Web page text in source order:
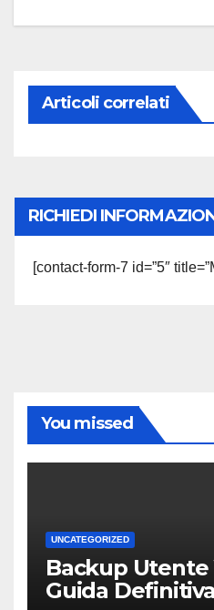
Articoli correlati
RICHIEDI
[contact-form-7 id=”5″
You missed
UNCATEGORIZED
Backup Utente
Guida